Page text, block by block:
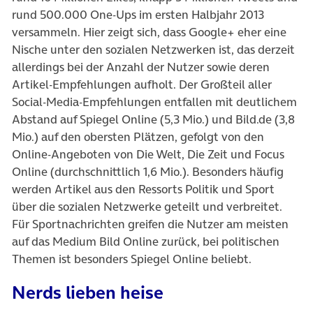
rund 500.000 One-Ups im ersten Halbjahr 2013
versammeln. Hier zeigt sich, dass Google+ eher eine
Nische unter den sozialen Netzwerken ist, das derzeit
allerdings bei der Anzahl der Nutzer sowie deren
Artikel-Empfehlungen aufholt. Der Großteil aller
Social-Media-Empfehlungen entfallen mit deutlichem
Abstand auf Spiegel Online (5,3 Mio.) und Bild.de (3,8
Mio.) auf den obersten Plätzen, gefolgt von den
Online-Angeboten von Die Welt, Die Zeit und Focus
Online (durchschnittlich 1,6 Mio.). Besonders häufig
werden Artikel aus den Ressorts Politik und Sport
über die sozialen Netzwerke geteilt und verbreitet.
Für Sportnachrichten greifen die Nutzer am meisten
auf das Medium Bild Online zurück, bei politischen
Themen ist besonders Spiegel Online beliebt.
Nerds lieben heise